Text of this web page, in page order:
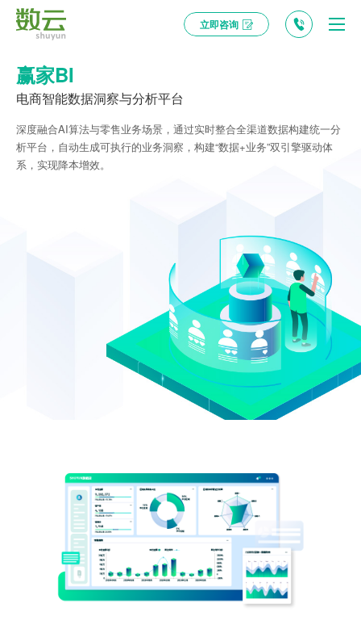
立即咨询
赢家BI
电商智能数据洞察与分析平台
深度融合AI算法与零售业务场景，通过实时整合全渠道数据构建统一分
析平台，自动生成可执行的业务洞察，构建“数据+业务”双引擎驱动体
系，实现降本增效。